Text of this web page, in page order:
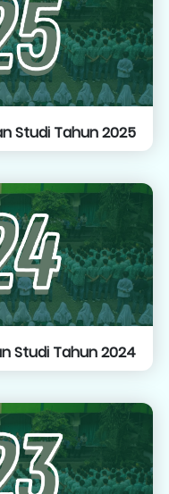
Studi Tahun 2025
Studi Tahun 2024